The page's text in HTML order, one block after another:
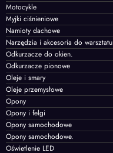
Motocykle
Myjki ciśnieniowe
Namioty dachowe
Narzędzia i akcesoria do warsztatu
Odkurzacze do okien.
Odkurzacze pionowe
Oleje i smary
Oleje przemysłowe
Opony
Opony i felgi
Opony samochodowe
Opony samochodowe.
Oświetlenie LED